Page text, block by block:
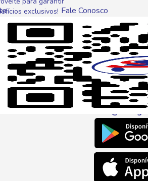
Fale Conosco
WhatsApp
Telefone
0800 016 6680
E-mail
exclusivos!